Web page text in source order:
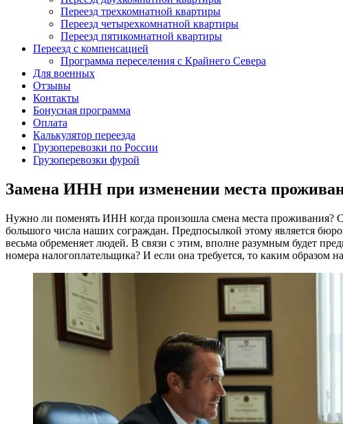
Переезд трехкомнатной квартиры
Переезд четырехкомнатной квартиры
Переезд пятикомнатной квартиры
Переезд с компенсацией
Программа переселения с Крайнего Севера
Для военных
Отзывы
Контакты
Бонусная программа
Оплата
Калькулятор переезда
Грузоперевозки по России
Грузоперевозки фурой
Замена ИНН при изменении места
Нужно ли поменять ИНН когда произошла смена места проживания?
большого числа наших сограждан. Предпосылкой этому является
весьма обременяет людей. В связи с этим, вполне разумным будет
номера налогоплательщика? И если она требуется, то каким образом